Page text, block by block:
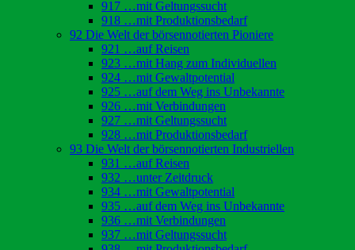
917 …mit Geltungssucht
918 …mit Produktionsbedarf
92 Die Welt der börsennotierten Pioniere
921 …auf Reisen
923 …mit Hang zum Individuellen
924 …mit Gewaltpotential
925 …auf dem Weg ins Unbekannte
926 …mit Verbindungen
927 …mit Geltungssucht
928 …mit Produktionsbedarf
93 Die Welt der börsennotierten Industriellen
931 …auf Reisen
932 …unter Zeitdruck
934 …mit Gewaltpotential
935 …auf dem Weg ins Unbekannte
936 …mit Verbindungen
937 …mit Geltungssucht